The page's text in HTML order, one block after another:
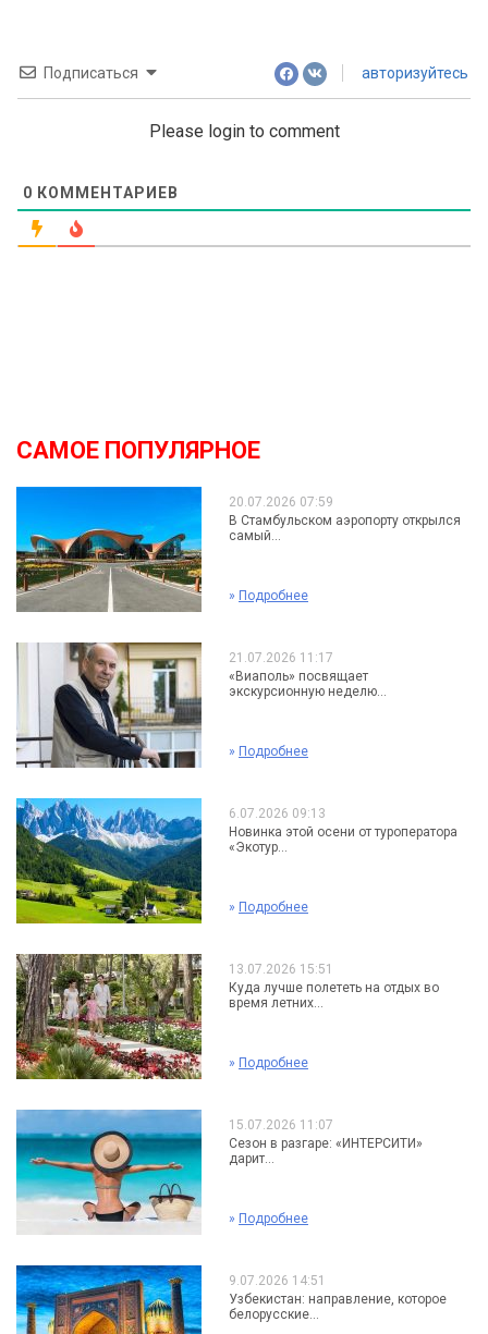
Подписаться авторизуйтесь
Please login to comment
0 КОММЕНТАРИЕВ
САМОЕ ПОПУЛЯРНОЕ
20.07.2026 07:59
В Стамбульском аэропорту открылся
самый...
» Подробнее
21.07.2026 11:17
«Виаполь» посвящает
экскурсионную неделю...
» Подробнее
6.07.2026 09:13
Новинка этой осени от туроператора
«Экотур...
» Подробнее
13.07.2026 15:51
Куда лучше полететь на отдых во
время летних...
» Подробнее
15.07.2026 11:07
Сезон в разгаре: «ИНТЕРСИТИ»
дарит...
» Подробнее
9.07.2026 14:51
Узбекистан: направление, которое
белорусские...